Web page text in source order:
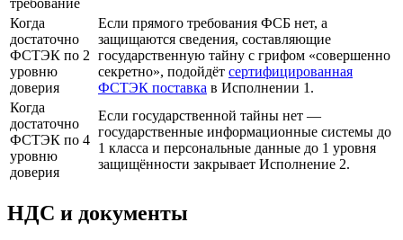
Когда
достаточно
ФСТЭК по 2
уровню
доверия
Если прямого требования ФСБ нет, а
защищаются сведения, составляющие
государственную тайну с грифом «совершенно
секретно», подойдёт сертифицированная
ФСТЭК поставка в Исполнении 1.
Когда
достаточно
ФСТЭК по 4
уровню
доверия
Если государственной тайны нет —
государственные информационные системы до
1 класса и персональные данные до 1 уровня
защищённости закрывает Исполнение 2.
НДС и документы